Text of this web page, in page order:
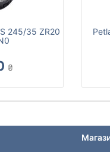
245/35 ZR20
₴